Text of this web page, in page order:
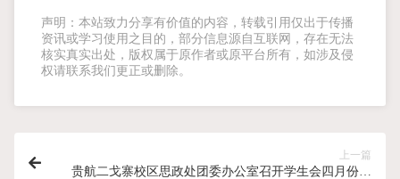
声明：本站致力分享有价值的内容，转载引用仅出于传播
资讯或学习使用之目的，部分信息源自互联网，存在无法
核实真实出处，版权属于原作者或原平台所有，如涉及侵
权请联系我们更正或删除。
上一篇
贵航二戈寨校区思政处团委办公室召开学生会四月份工